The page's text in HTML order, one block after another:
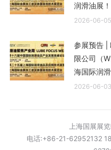
润滑油展！
2026-06-05
参展预告 |
限公司（
海国际润
2026-06-03
上海国展展
电话:+86-21-62952132